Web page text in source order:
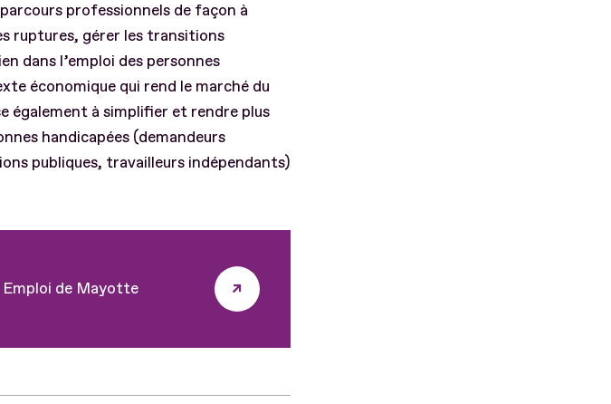
professionnels de façon à
ruptures, gérer les transitions
dans l’emploi des personnes
économique qui rend le marché du
également à simplifier et rendre plus
handicapées (demandeurs
publiques, travailleurs indépendants)
Emploi de Mayotte